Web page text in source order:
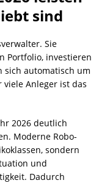
sind
Sie
Portfolio, investieren
sich automatisch um
viele Anleger ist das
2026 deutlich
Moderne Robo-
sondern
und
Dadurch